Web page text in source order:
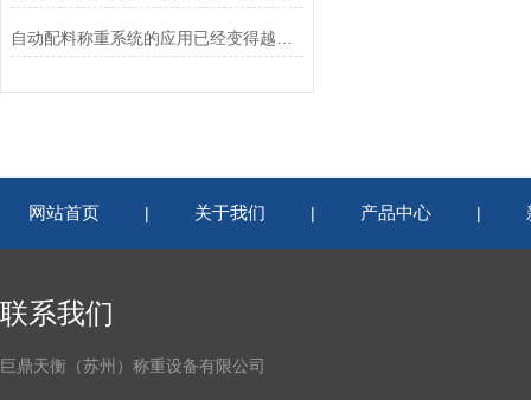
网站首页 | 关于我们 | 产品中心 |
联系我们
巨鼎天衡（苏州）称重设备有限公司